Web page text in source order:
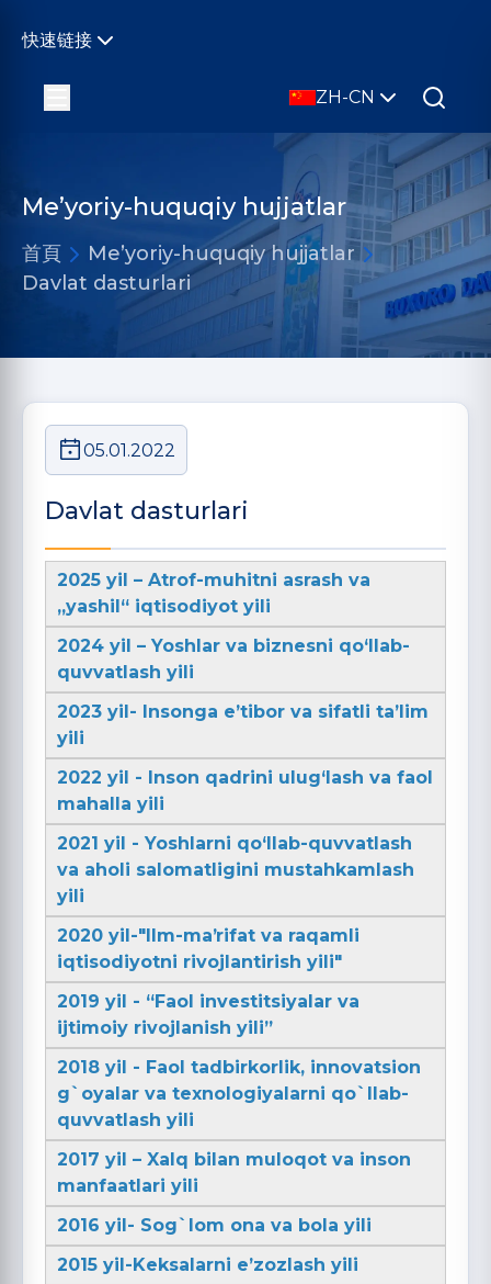
快速链接
ZH-CN
Me’yoriy-huquqiy hujjatlar
首頁
Me’yoriy-huquqiy hujjatlar
Davlat dasturlari
05.01.2022
Davlat dasturlari
2025 yil – Atrof-muhitni asrash va
„yashil“ iqtisodiyot yili
2024 yil – Yoshlar va biznesni qo‘llab-
quvvatlash yili
2023 yil- Insonga e’tibor va sifatli ta’lim
yili
2022 yil - Inson qadrini ulug‘lash va faol
mahalla yili
2021 yil - Yoshlarni qo‘llab-quvvatlash
va aholi salomatligini mustahkamlash
yili
2020 yil-"Ilm-maʼrifat va raqamli
iqtisodiyotni rivojlantirish yili"
2019 yil - “Faol investitsiyalar va
ijtimoiy rivojlanish yili”
2018 yil - Faol tadbirkorlik, innovatsion
g`oyalar va texnologiyalarni qo`llab-
quvvatlash yili
2017 yil – Xalq bilan muloqot va inson
manfaatlari yili
2016 yil- Sog`lom ona va bola yili
2015 yil-Keksalarni e’zozlash yili